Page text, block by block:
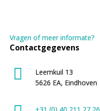
Vragen of meer informate?
Contactgegevens
Leemkuil 13
5626 EA, Eindhoven